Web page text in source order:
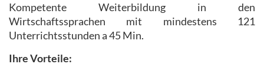
Kompetente Weiterbildung in den
Wirtschaftssprachen mit mindestens 121
Unterrichtsstunden a 45 Min.
Ihre Vorteile: